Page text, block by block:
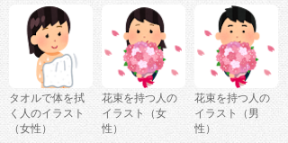
タオルで体を拭
く人のイラスト
（女性）
花束を持つ人の
イラスト（女
性）
花束を持つ人の
イラスト（男
性）